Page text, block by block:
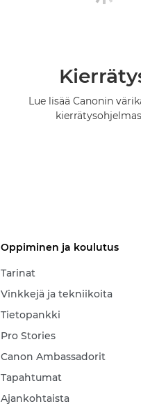
Lue lisää Canonin
Oppiminen ja koulutus
Tarinat
Vinkkejä ja tekniikoita
Tietopankki
Pro Stories
Canon Ambassadorit
Tapahtumat
Ajankohtaista